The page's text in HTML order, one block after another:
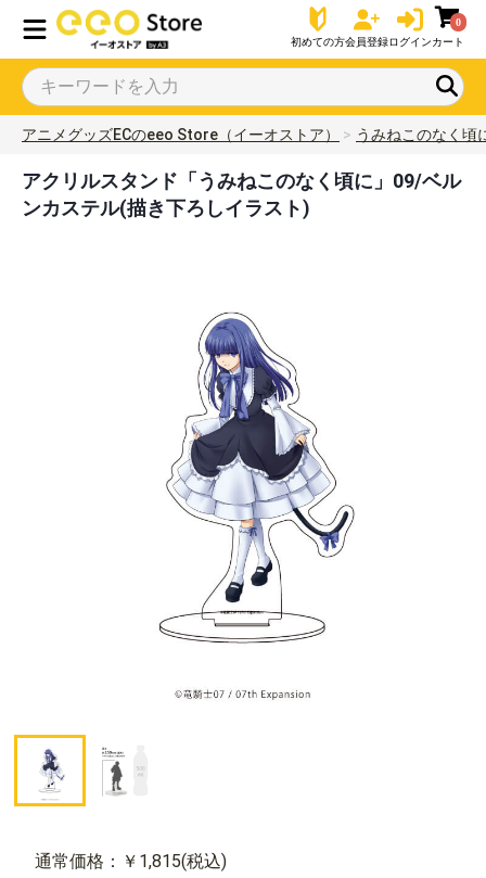
初めての方会員登録ログイン
0
カート
アニメグッズECのeeo Store（イーオストア） うみねこのなく頃
アクリルスタンド「うみねこのなく頃に」09/ベル
ンカステル(描き下ろしイラスト)
通常価格：￥1,815(税込)